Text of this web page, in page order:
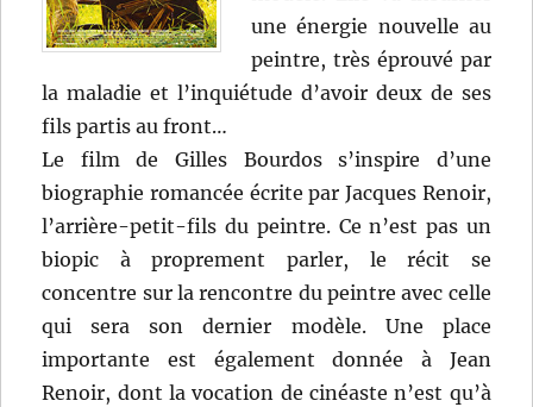
une énergie nouvelle au
peintre, très éprouvé par
la maladie et l’inquiétude d’avoir deux de ses
fils partis au front…
Le film de Gilles Bourdos s’inspire d’une
biographie romancée écrite par Jacques Renoir,
l’arrière-petit-fils du peintre. Ce n’est pas un
biopic à proprement parler, le récit se
concentre sur la rencontre du peintre avec celle
qui sera son dernier modèle. Une place
importante est également donnée à Jean
Renoir, dont la vocation de cinéaste n’est qu’à